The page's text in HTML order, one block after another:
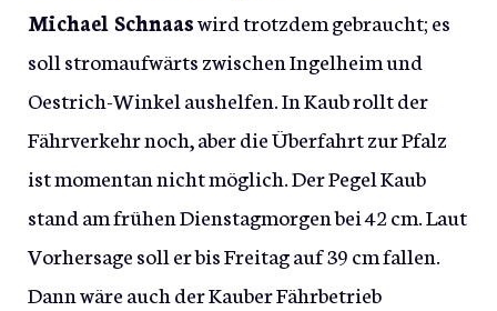
Michael Schnaaswird trotzdem gebraucht; es
soll stromaufwärts zwischen Ingelheim und
Oestrich-Winkel aushelfen. In Kaub rollt der
Fährverkehr noch, aber die Überfahrt zur Pfalz
ist momentan nicht möglich. Der Pegel Kaub
stand am frühen Dienstagmorgen bei 42 cm. Laut
Vorhersage soll er bis Freitag auf 39 cm fallen.
Dann wäre auch der Kauber Fährbetrieb